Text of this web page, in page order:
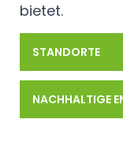
bietet.
STANDORTE
NACHHALTIGE